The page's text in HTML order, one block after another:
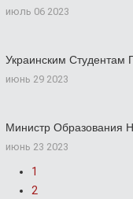
июль 06 2023
Украинским Студентам
июнь 29 2023
Министр Образования
июнь 23 2023
1
2